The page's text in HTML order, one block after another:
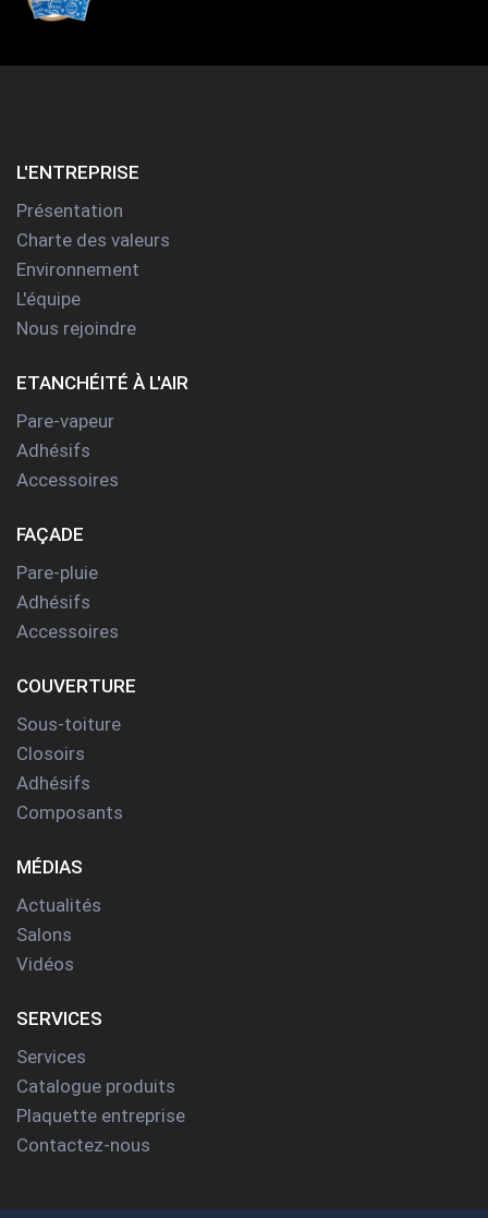
L'ENTREPRISE
Présentation
Charte des valeurs
Environnement
L'équipe
Nous rejoindre
ETANCHÉITÉ À L'AIR
Pare-vapeur
Adhésifs
Accessoires
FAÇADE
Pare-pluie
Adhésifs
Accessoires
COUVERTURE
Sous-toiture
Closoirs
Adhésifs
Composants
MÉDIAS
Actualités
Salons
Vidéos
SERVICES
Services
Catalogue produits
Plaquette entreprise
Contactez-nous